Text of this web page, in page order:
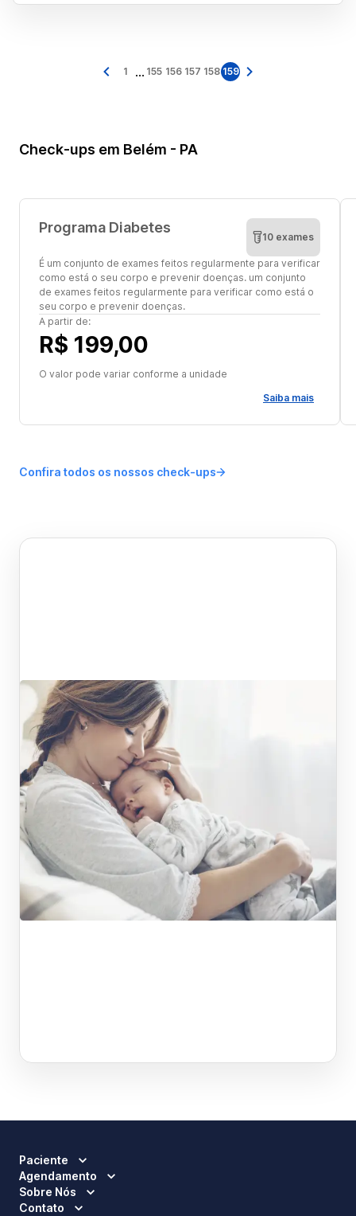
1 ... 155 156 157 158 159
Check-ups em Belém - PA
Programa Diabetes
10 exames
É um conjunto de exames feitos regularmente para verificar
como está o seu corpo e prevenir doenças. um conjunto
de exames feitos regularmente para verificar como está o
seu corpo e prevenir doenças.
A partir de:
R$ 199,00
O valor pode variar conforme a unidade
Saiba mais
Confira todos os nossos check-ups
Paciente
Agendamento
Sobre Nós
Contato